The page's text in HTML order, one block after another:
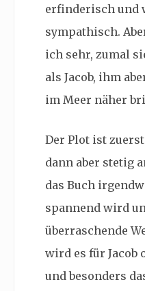
erfinderisch und
sympathisch.
ich sehr, zumal
als Jacob, ihm
im Meer näher
Der Plot ist
dann aber stetig
das Buch
spannend wird
überraschende
wird es für
und besonders